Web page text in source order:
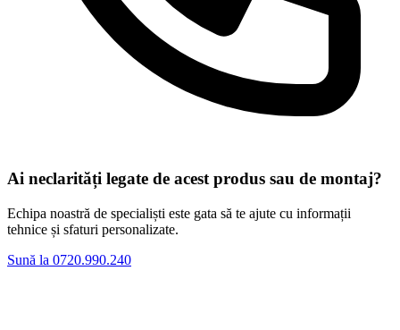
Ai neclarități legate de acest produs sau de montaj?
Echipa noastră de specialiști este gata să te ajute cu informații
tehnice și sfaturi personalizate.
Sună la 0720.990.240